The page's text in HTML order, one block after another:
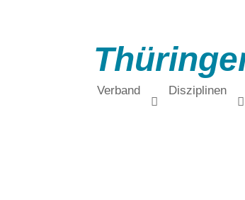
Verband Disziplinen